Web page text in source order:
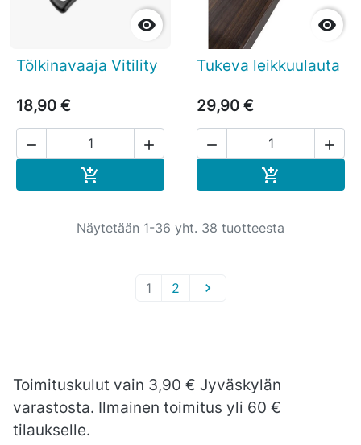

Tölkinavaaja Vitility
18,90 €
 


Tukeva leikkuulauta
29,90 €
 

Näytetään 1-36 yht. 38 tuotteesta
1 2 
Toimituskulut vain 3,90 € Jyväskylän
varastosta. Ilmainen toimitus yli 60 €
tilaukselle.